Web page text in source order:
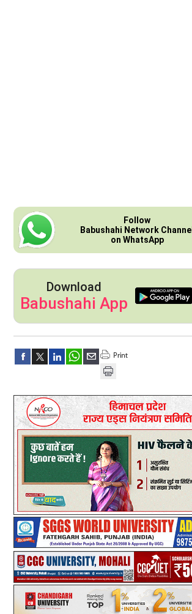
Follow
Babushahi Network Channel
on WhatsApp
Download
Babushahi App